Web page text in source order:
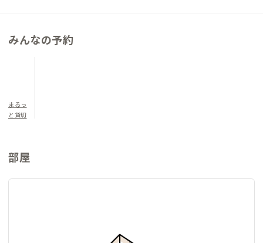
▼寝室について
洋室1 シングルベッド×2 定員2名
みんなの予約
まるっ
と貸切
部屋